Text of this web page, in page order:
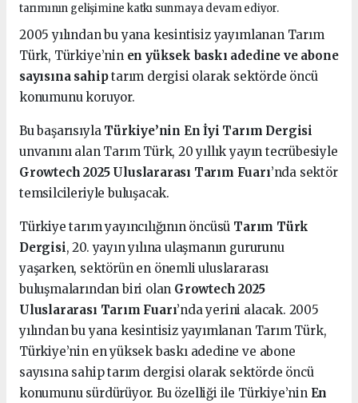
tarımının gelişimine katkı sunmaya devam ediyor.
2005 yılından bu yana kesintisiz yayımlanan Tarım
Türk, Türkiye’nin en yüksek baskı adedine ve abone
sayısına sahiptarım dergisi olarak sektörde öncü
konumunu koruyor.
Bu başarısıyla Türkiye’nin En İyi Tarım Dergisi
unvanını alan Tarım Türk, 20 yıllık yayın tecrübesiyle
Growtech 2025 Uluslararası Tarım Fuarı’nda sektör
temsilcileriyle buluşacak.
Türkiye tarım yayıncılığının öncüsü Tarım Türk
Dergisi, 20. yayın yılına ulaşmanın gururunu
yaşarken, sektörün en önemli uluslararası
buluşmalarından biri olan Growtech 2025
Uluslararası Tarım Fuarı’nda yerini alacak. 2005
yılından bu yana kesintisiz yayımlanan Tarım Türk,
Türkiye’nin en yüksek baskı adedine ve abone
sayısına sahip tarım dergisi olarak sektörde öncü
konumunu sürdürüyor. Bu özelliği ile Türkiye’nin En